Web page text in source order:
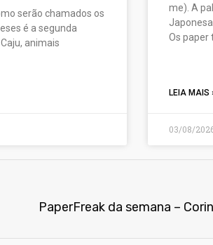
serão chamados os
é a segunda
animais
me). A
Os paper
LEIA MAIS
03/08/
PaperFreak da semana –